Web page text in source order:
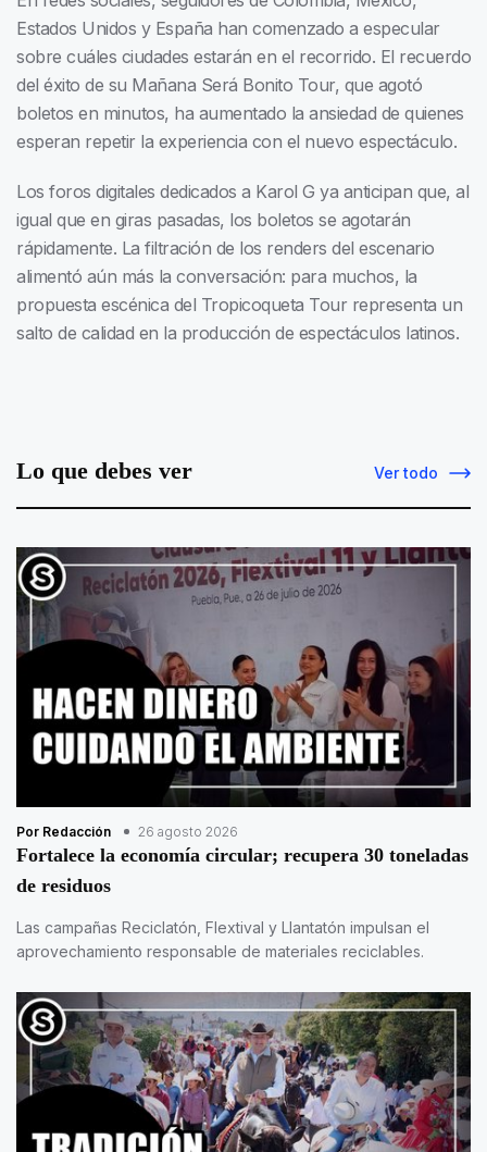
Estados Unidos y España han comenzado a especular
sobre cuáles ciudades estarán en el recorrido. El recuerdo
del éxito de su Mañana Será Bonito Tour, que agotó
boletos en minutos, ha aumentado la ansiedad de quienes
esperan repetir la experiencia con el nuevo espectáculo.
Los foros digitales dedicados a Karol G ya anticipan que, al
igual que en giras pasadas, los boletos se agotarán
rápidamente. La filtración de los renders del escenario
alimentó aún más la conversación: para muchos, la
propuesta escénica del Tropicoqueta Tour representa un
salto de calidad en la producción de espectáculos latinos.
Lo que debes ver Ver todo
Por Redacción 26 agosto 2026
Fortalece la economía circular; recupera 30 toneladas
de residuos
Las campañas Reciclatón, Flextival y Llantatón impulsan el
aprovechamiento responsable de materiales reciclables.